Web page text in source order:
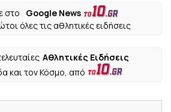
στο
Google News
όλες τις αθλητικές ειδήσεις
Αθλητικές Ειδήσεις
και τον Κόσμο, από